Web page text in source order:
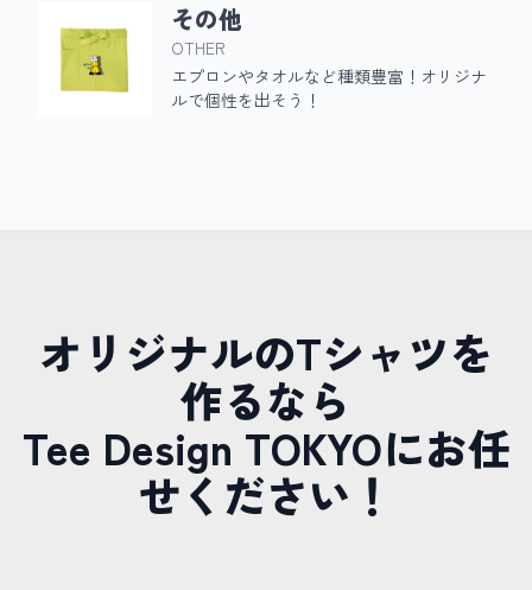
その他
OTHER
エプロンやタオルなど種類豊富！オリジナ
ルで個性を出そう！
オリジナルのTシャツを
作るなら
Tee Design TOKYOにお任
せください！